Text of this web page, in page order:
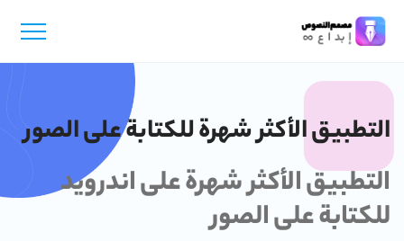
التطبيق الأكثر شهرة للكتابة على الصور
التطبيق الأكثر شهرة على اندرويد
للكتابة على الصور